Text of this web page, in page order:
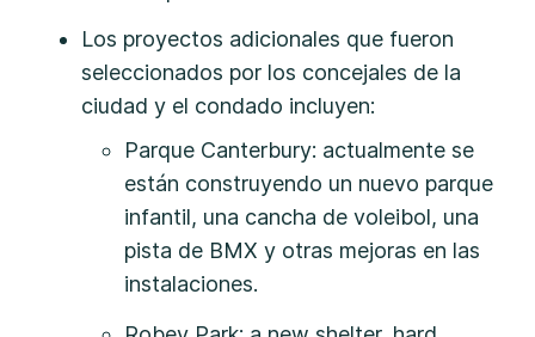
Los proyectos adicionales que fueron
seleccionados por los concejales de la
ciudad y el condado incluyen:
Parque Canterbury: actualmente se
están construyendo un nuevo parque
infantil, una cancha de voleibol, una
pista de BMX y otras mejoras en las
instalaciones.